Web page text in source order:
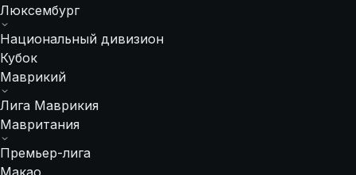
Люксембург
Национальный дивизион
Кубок
Маврикий
Лига Маврикия
Мавритания
Премьер-лига
Макао